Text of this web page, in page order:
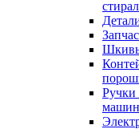
Ручки
машин